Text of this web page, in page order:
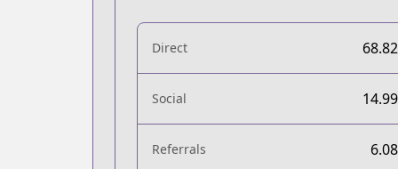
Direct
Social
Referrals